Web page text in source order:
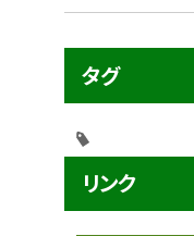
タグ
リンク